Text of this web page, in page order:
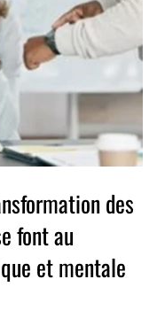
des
font au
et mentale